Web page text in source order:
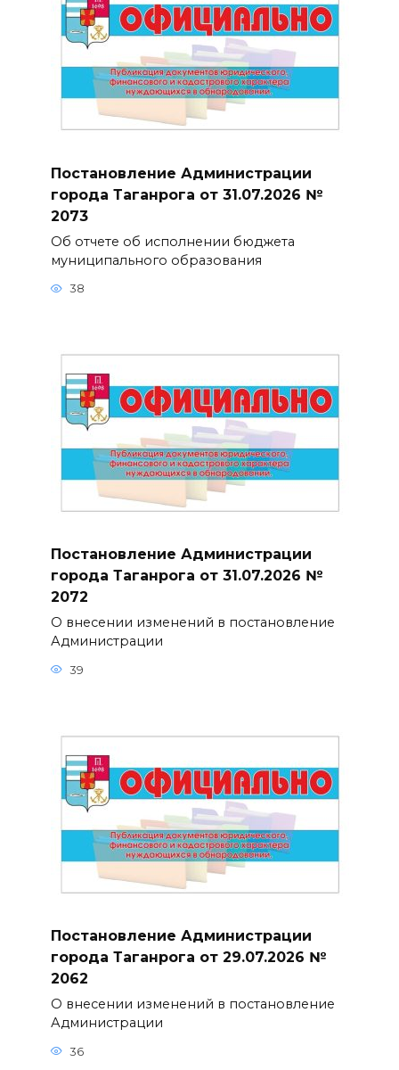
Постановление Администрации
города Таганрога от 31.07.2026 №
2073
Об отчете об исполнении бюджета
муниципального образования
38
Постановление Администрации
города Таганрога от 31.07.2026 №
2072
О внесении изменений в постановление
Администрации
39
Постановление Администрации
города Таганрога от 29.07.2026 №
2062
О внесении изменений в постановление
Администрации
36